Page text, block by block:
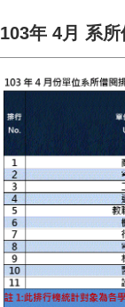
103年 4月 系